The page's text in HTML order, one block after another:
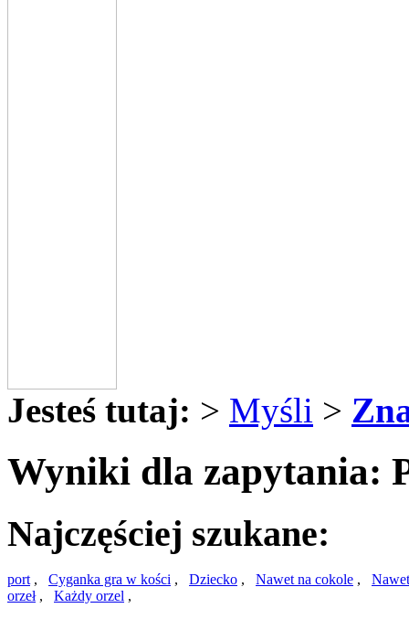
Jesteś tutaj: > Myśli >
Wyniki dla zapytania:
Najczęściej szukane:
port, Cyganka gra w kości , Dziecko , Nawet na cokole ,
orzeł, Każdy orzel ,